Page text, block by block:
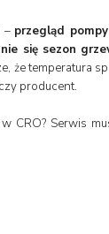
– przegląd
się sezon
że temperatura
producent.
CRO? Serwis